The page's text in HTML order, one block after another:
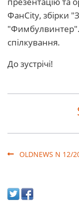
ФанCity, збірки
спілкування.
До зустрічі!
OLDNEWS N 12/